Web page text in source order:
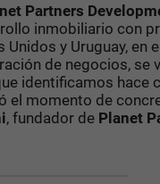
Partners
inmobiliario con
Unidos y Uruguay, en
de negocios, se
identificamos hace
el momento de
, fundador de Planet